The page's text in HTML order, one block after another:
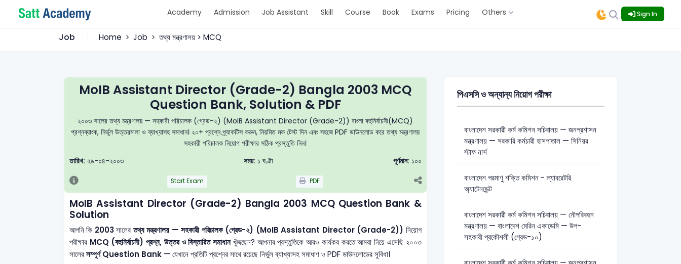
Academy Admission Job Assistant Skill Course Book Exams Pricing Others Sign In
Job Home Job তথ্য মন্ত্রণালয় > MCQ
MoIB Assistant Director (Grade-2) Bangla 2003 MCQ
Question Bank, Solution & PDF
২০০৩ সালের তথ্য মন্ত্রণালয় — সহকারী পরিচালক (গ্রেড-২) (MoIB Assistant Director (Grade-2)) বাংলা বহুনির্বাচনী(MCQ)
প্রশ্নব্যাংক, নির্ভুল উত্তরমালা ও ব্যাখ্যাসহ সমাধান। ২০+ প্রশ্নে প্র্যাকটিস করুন, নিয়মিত মক টেস্ট দিন এবং সহজে PDF ডাউনলোড করে তথ্য মন্ত্রণালয়
সহকারী পরিচালক নিয়োগ পরীক্ষার সঠিক প্রস্তুতি নিন।
তারিখ: ২৯-০৪-২০০৩ সময়: ১ ঘণ্টা পূর্ণমান: ১০০
Start Exam PDF
MoIB Assistant Director (Grade-2) Bangla 2003 MCQ Question Bank &
Solution
আপনি কি 2003সালেরতথ্য মন্ত্রণালয় — সহকারী পরিচালক (গ্রেড-২) (MoIB Assistant Director (Grade-2)) নিয়োগ
পরীক্ষার MCQ (বহুনির্বাচনী) প্রশ্ন, উত্তর ও বিস্তারিত সমাধানখুঁজছেন? আপনার প্রস্তুতিকে আরও কার্যকর করতে আমরা নিয়ে এসেছি ২০০৩
সালেরসম্পূর্ণ Question Bank — যেখানে প্রতিটি প্রশ্নের সাথে রয়েছে নির্ভুল ব্যাখ্যাসহ সমাধাণ ও PDF ডাউনলোডের সুবিধা।
পিএসসি ও অন্যান্য নিয়োগ পরীক্ষা
বাংলাদেশ সরকারী কর্ম কমিশন সচিবালয় — জনপ্রশাসন
মন্ত্রণালয় — সরকারি কর্মচারী হাসপাতাল — সিনিয়র
স্টাফ নার্স
বাংলাদেশ পরমাণু শক্তি কমিশন - ল্যাবরেটরি
অ্যাটেনডেন্ট
বাংলাদেশ সরকারী কর্ম কমিশন সচিবালয় — নৌপরিবহন
মন্ত্রণালয় — বাংলাদেশ মেরিন একাডেমি — উপ-
সহকারী প্রকৌশলী (গ্রেড-১০)